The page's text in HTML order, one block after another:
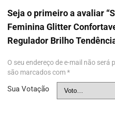
Seja o primeiro a avaliar
Feminina Glitter
Regulador Brilho
O seu endereço de e-mail não será
são marcados com*
Sua Votação